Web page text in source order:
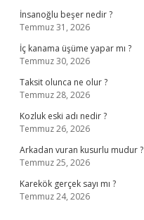
İnsanoğlu beşer nedir ?
Temmuz 31, 2026
İç kanama üşüme yapar mı ?
Temmuz 30, 2026
Taksit olunca ne olur ?
Temmuz 28, 2026
Kozluk eski adı nedir ?
Temmuz 26, 2026
Arkadan vuran kusurlu mudur ?
Temmuz 25, 2026
Karekök gerçek sayı mı ?
Temmuz 24, 2026